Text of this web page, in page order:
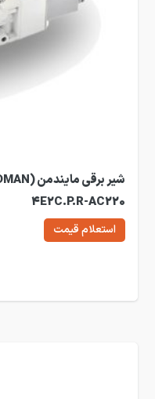
4E2C.P.R-AC220
استعلام قیمت